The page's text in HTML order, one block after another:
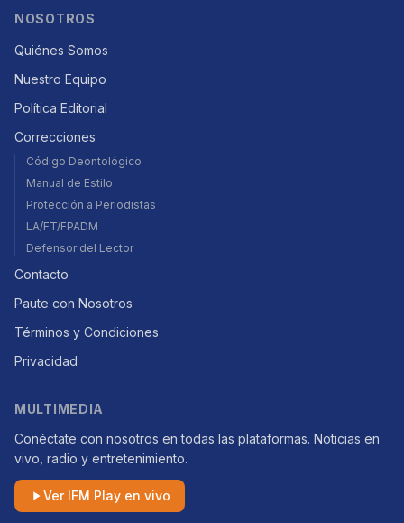
NOSOTROS
Quiénes Somos
Nuestro Equipo
Política Editorial
Correcciones
Código Deontológico
Manual de Estilo
Protección a Periodistas
LA/FT/FPADM
Defensor del Lector
Contacto
Paute con Nosotros
Términos y Condiciones
Privacidad
MULTIMEDIA
Conéctate con nosotros en todas las plataformas. Noticias en
vivo, radio y entretenimiento.
Ver IFM Play en vivo